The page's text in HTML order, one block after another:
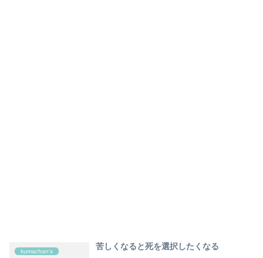
kumachan's
苦しくなると死を選択したくなる